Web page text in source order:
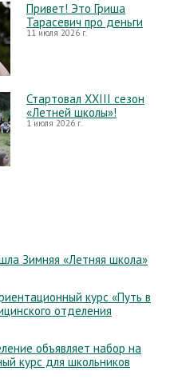
Привет! Это Гриша
Тарасевич про деньги
11 июля 2026 г.
Стартовал XXIII сезон
«Летней школы»!
1 июля 2026 г.
Зимняя «Летняя школа»
курс «Путь в
отделения
объявляет набор на
курс для школьников